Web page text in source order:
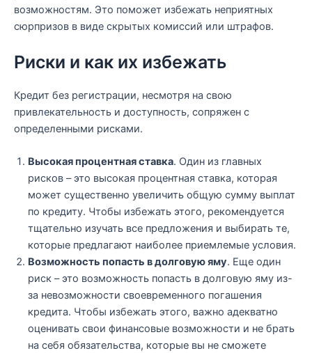
возможностям. Это поможет избежать неприятных
сюрпризов в виде скрытых комиссий или штрафов.
Риски и как их избежать
Кредит без регистрации, несмотря на свою
привлекательность и доступность, сопряжен с
определенными рисками.
Высокая процентная ставка. Один из главных
рисков – это высокая процентная ставка, которая
может существенно увеличить общую сумму выплат
по кредиту. Чтобы избежать этого, рекомендуется
тщательно изучать все предложения и выбирать те,
которые предлагают наиболее приемлемые условия.
Возможность попасть в долговую яму. Еще один
риск – это возможность попасть в долговую яму из-
за невозможности своевременного погашения
кредита. Чтобы избежать этого, важно адекватно
оценивать свои финансовые возможности и не брать
на себя обязательства, которые вы не сможете